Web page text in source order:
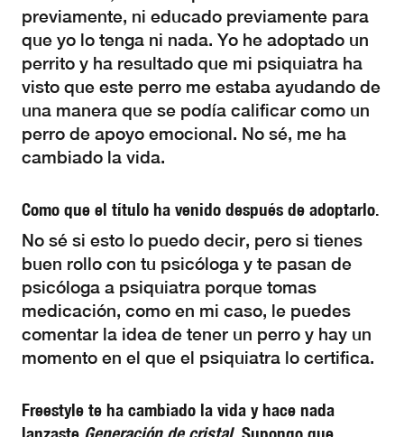
previamente, ni educado previamente para
que yo lo tenga ni nada. Yo he adoptado un
perrito y ha resultado que mi psiquiatra ha
visto que este perro me estaba ayudando de
una manera que se podía calificar como un
perro de apoyo emocional. No sé, me ha
cambiado la vida.
Como que el título ha venido después de adoptarlo.
No sé si esto lo puedo decir, pero si tienes
buen rollo con tu psicóloga y te pasan de
psicóloga a psiquiatra porque tomas
medicación, como en mi caso, le puedes
comentar la idea de tener un perro y hay un
momento en el que el psiquiatra lo certifica.
Freestyle te ha cambiado la vida y hace nada